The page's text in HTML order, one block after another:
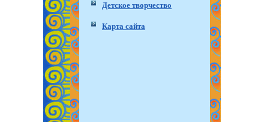
Детское творчество
Карта сайта